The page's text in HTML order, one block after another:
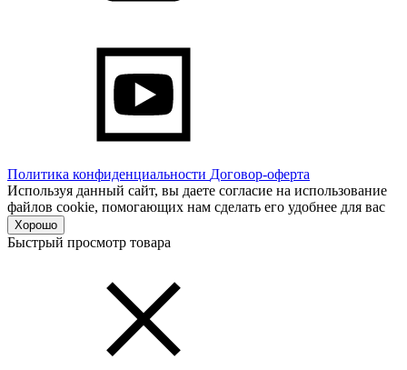
Политика конфиденциальности Договор-оферта
Используя данный сайт, вы даете согласие на использование
файлов cookie, помогающих нам сделать его удобнее для вас
Хорошо
Быстрый просмотр товара